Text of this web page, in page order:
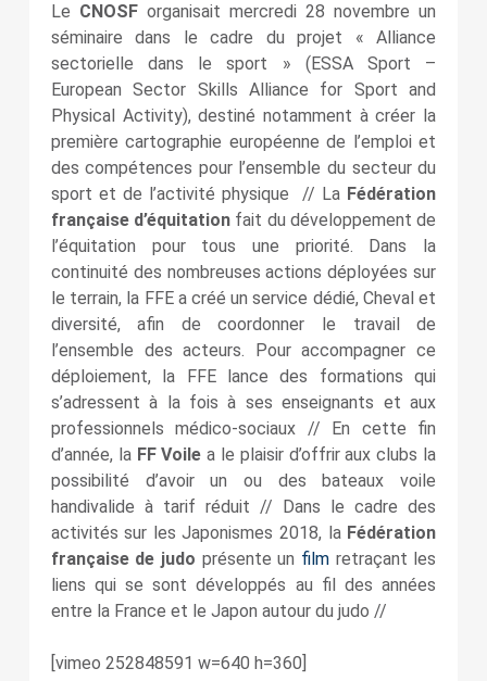
Le CNOSForganisait mercredi 28 novembre un
séminaire dans le cadre du projet « Alliance
sectorielle dans le sport » (ESSA Sport –
European Sector Skills Alliance for Sport and
Physical Activity), destiné notamment à créer la
première cartographie européenne de l’emploi et
des compétences pour l’ensemble du secteur du
sport et de l’activité physique // La Fédération
française d’équitation fait du développement de
l’équitation pour tous une priorité. Dans la
continuité des nombreuses actions déployées sur
le terrain, la FFE a créé un service dédié, Cheval et
diversité, afin de coordonner le travail de
l’ensemble des acteurs. Pour accompagner ce
déploiement, la FFE lance des formations qui
s’adressent à la fois à ses enseignants et aux
professionnels médico-sociaux // En cette fin
d’année, la FF Voile a le plaisir d’offrir aux clubs la
possibilité d’avoir un ou des bateaux voile
handivalide à tarif réduit // Dans le cadre des
activités sur les Japonismes 2018, la Fédération
française de judo présente un film retraçant les
liens qui se sont développés au fil des années
entre la France et le Japon autour du judo //
[vimeo 252848591 w=640 h=360]